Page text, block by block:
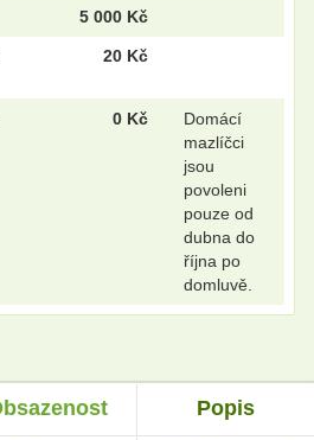
5 000 Kč
20 Kč
0 Kč
Domácí
mazlíčci
jsou
povoleni
pouze od
dubna do
října po
domluvě.
Popis